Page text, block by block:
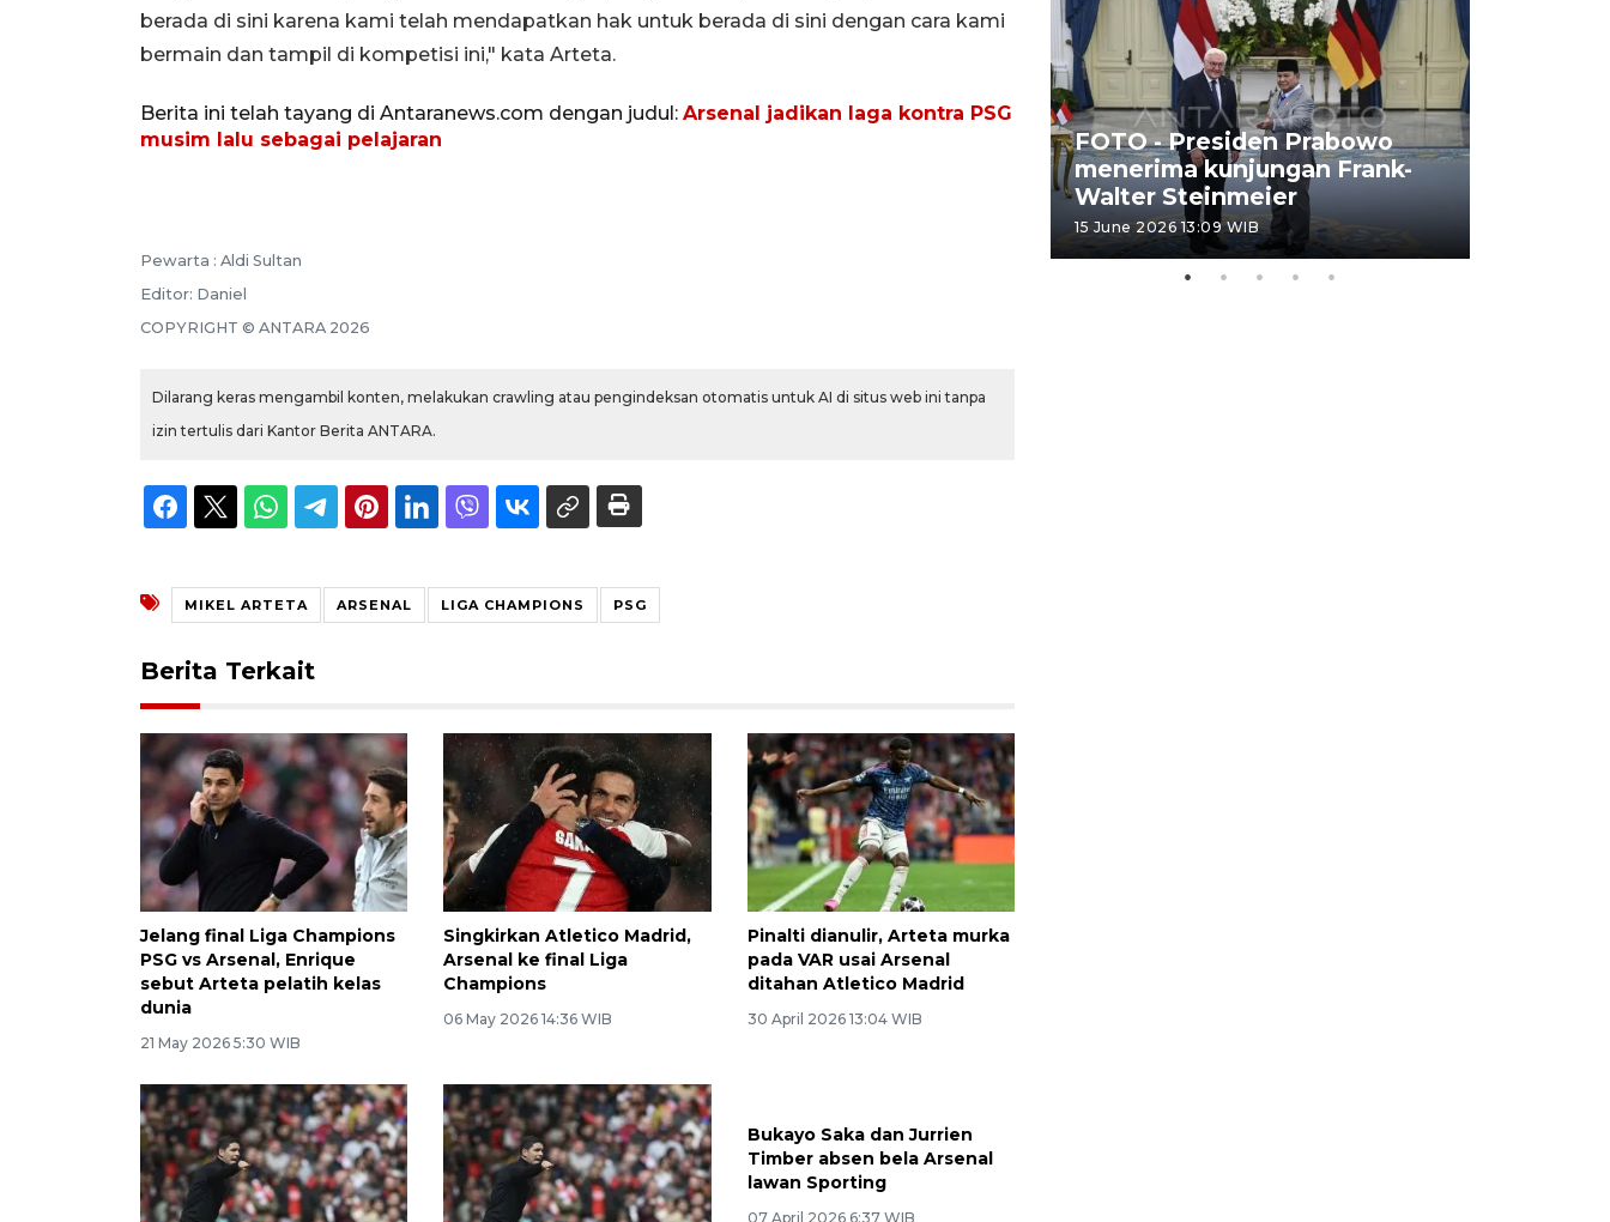
berada di sini karena kami telah mendapatkan hak untuk berada di sini dengan cara kami
bermain dan tampil di kompetisi ini," kata Arteta.
Berita ini telah tayang di Antaranews.com dengan judul: Arsenal jadikan laga kontra PSG
musim lalu sebagai pelajaran
Pewarta : Aldi Sultan
Editor: Daniel
COPYRIGHT © ANTARA 2026
Dilarang keras mengambil konten, melakukan crawling atau pengindeksan otomatis untuk AI di situs web ini tanpa
izin tertulis dari Kantor Berita ANTARA.
MIKEL ARTETA ARSENAL LIGA CHAMPIONS PSG
Berita Terkait
Jelang final Liga Champions
PSG vs Arsenal, Enrique
sebut Arteta pelatih kelas
dunia
21 May 2026 5:30 WIB
Singkirkan Atletico Madrid,
Arsenal ke final Liga
Champions
06 May 2026 14:36 WIB
Pinalti dianulir, Arteta murka
pada VAR usai Arsenal
ditahan Atletico Madrid
30 April 2026 13:04 WIB
FOTO - Presiden Prabowo
menerima kunjungan Frank-
Walter Steinmeier
15 June 2026 13:09 WIB